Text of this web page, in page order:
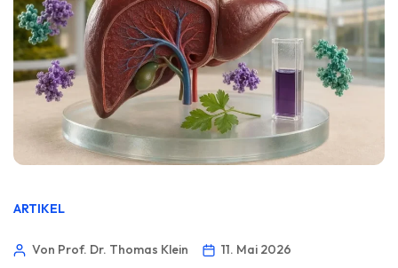
ARTIKEL
Von Prof. Dr. Thomas Klein
11. Mai 2026